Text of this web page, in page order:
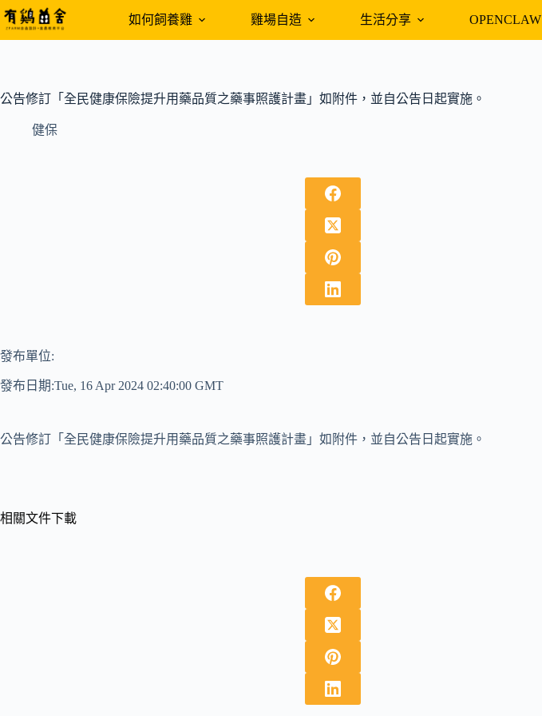
跳
至
容
如何飼養雞 雞場自造 生活分享 OPENCLAW
公告修訂「全民健康保險提升用藥品質之藥事照護計畫」如附件，並自公告日起實施。
健保
發布單位:
發布日期:Tue, 16 Apr 2024 02:40:00 GMT
公告修訂「全民健康保險提升用藥品質之藥事照護計畫」如附件，並自公告日起實施。
相關文件下載